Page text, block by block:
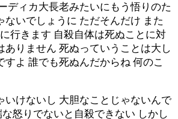
ディカ大長老みたいにもう悟りのた
ないでしょうに ただそんだけ また
行きます 自殺自体は死ぬことに対
ありません 死ぬっていうことは大し
すよ 誰でも死ぬんだからね 何のこ
いけないし 大胆なことじゃないんで
怒りでないと自殺できない しかし